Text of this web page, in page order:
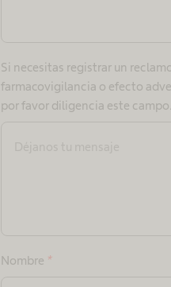
Si necesitas registrar un
farmacovigilancia o efecto
por favor diligencia este campo.
Nombre *